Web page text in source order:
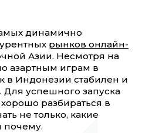
динамично
рынков онлайн-
Азии. Несмотря на
азартным играм в
в Индонезии стабилен и
Для успешного запуска
разбираться в
не только, какие
почему.